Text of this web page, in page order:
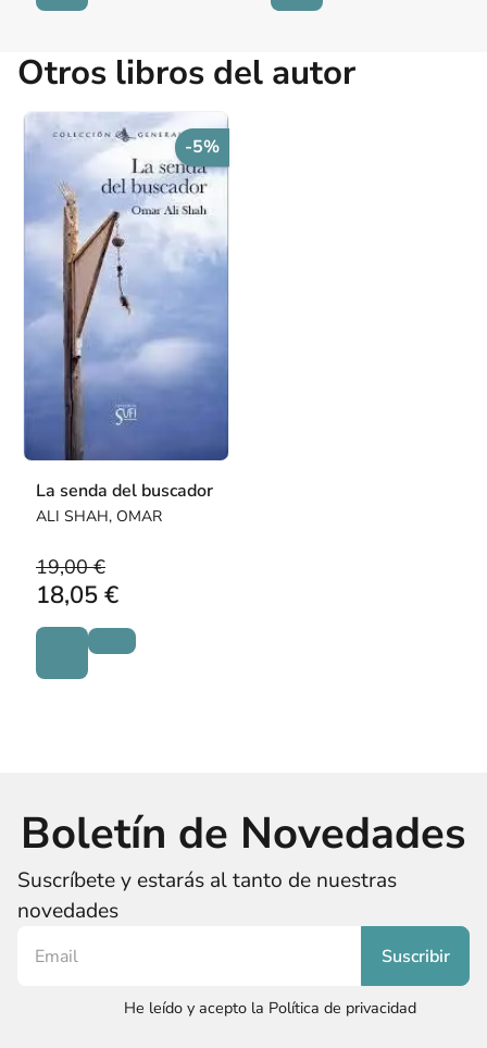
Otros libros del autor
-5%
La senda del buscador
ALI SHAH, OMAR
19,00 €
18,05 €
Boletín de Novedades
Suscríbete y estarás al tanto de nuestras
novedades
He leído y acepto la Política de privacidad